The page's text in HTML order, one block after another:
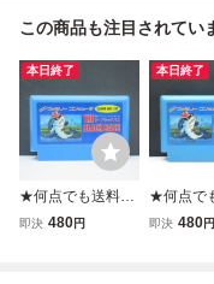
この商品も注目されてい
本日終了
★何点でも送料１
８５円★ ザ・ブラ
即決 480円
本日終了
★何点で
８５円★
即決 480円